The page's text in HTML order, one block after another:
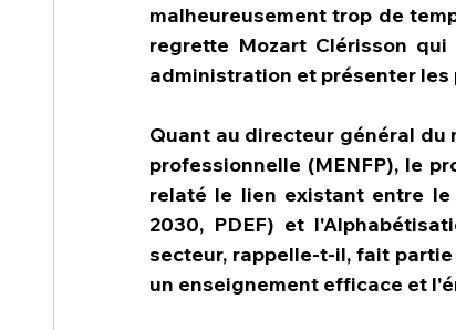
malheureusement trop de
regrette Mozart Clérisson
administration et présenter les
Quant au directeur général
professionnelle (MENFP), le
relaté le lien existant entre le
2030, PDEF) et
secteur, rappelle-t-il, fait
un enseignement efficace et